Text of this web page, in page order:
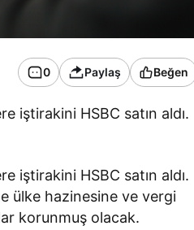
0 Paylaş Beğen
iştirakini HSBC satın aldı.
iştirakini HSBC satın aldı.
ülke hazinesine ve vergi
korunmuş olacak.